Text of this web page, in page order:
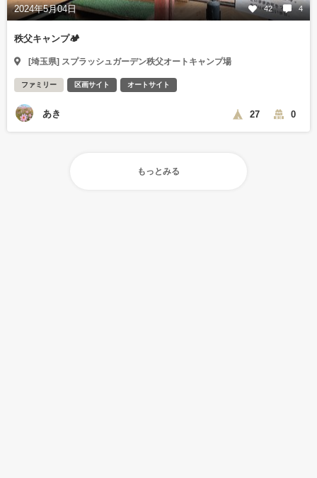
2024年5月04日 42 4
秩父キャンプ🏕️
[埼玉県] スプラッシュガーデン秩父オートキャンプ場
ファミリー 区画サイト オートサイト
あき 27 0
もっとみる